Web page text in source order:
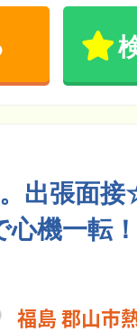
出張面
機一転
福島 郡山市